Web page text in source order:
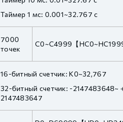
Таймер 1 мс: 0.001~32.767 с
7000
точек
C0~C4999【
16-битный счетчик: K0~32,767
32-битный счетчик: -2147483648~
2147483647